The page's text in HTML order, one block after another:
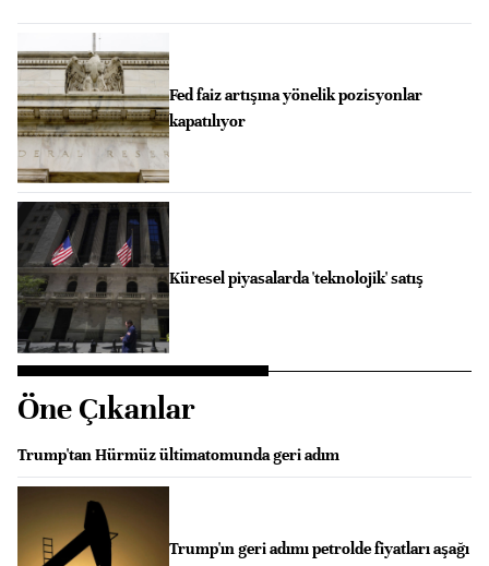
Fed faiz artışına yönelik pozisyonlar
kapatılıyor
Küresel piyasalarda 'teknolojik' satış
Öne Çıkanlar
Trump'tan Hürmüz ültimatomunda geri adım
Trump'ın geri adımı petrolde fiyatları aşağı